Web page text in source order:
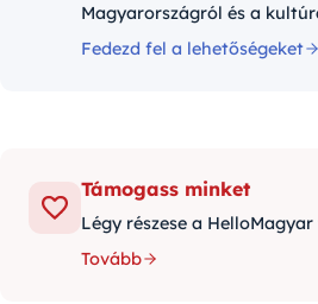
Magyarországról és a
Fedezd fel a lehetőségeket
Támogass minket
Légy részese a
Tovább